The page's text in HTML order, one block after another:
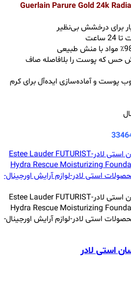
Guerlain Parure Gold 24k
حس که پوست را بلافاصله صاف
پوست و آماده‌سازی ایده‌آل برای کرم
استی لادر